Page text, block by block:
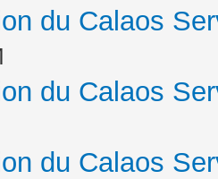
du Calaos
du Calaos
du Calaos